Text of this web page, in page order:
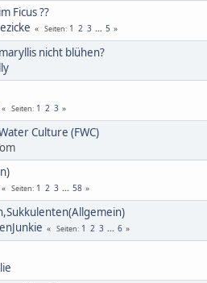
Ficus ??
Seiten 1 2 3 ... 5
nicht blühen?
Seiten 1 2 3
Culture (FWC)
Seiten 1 2 3 ... 58
Seiten 1 2 3 ... 6